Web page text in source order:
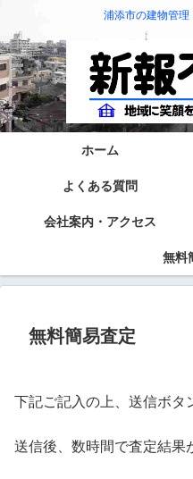
浦添市の建物管理
ホーム
よくある質問
会社案内・アクセス
無料
無料簡易査定
下記ご記入の上、送信ボタ
送信後、数時間で査定結果